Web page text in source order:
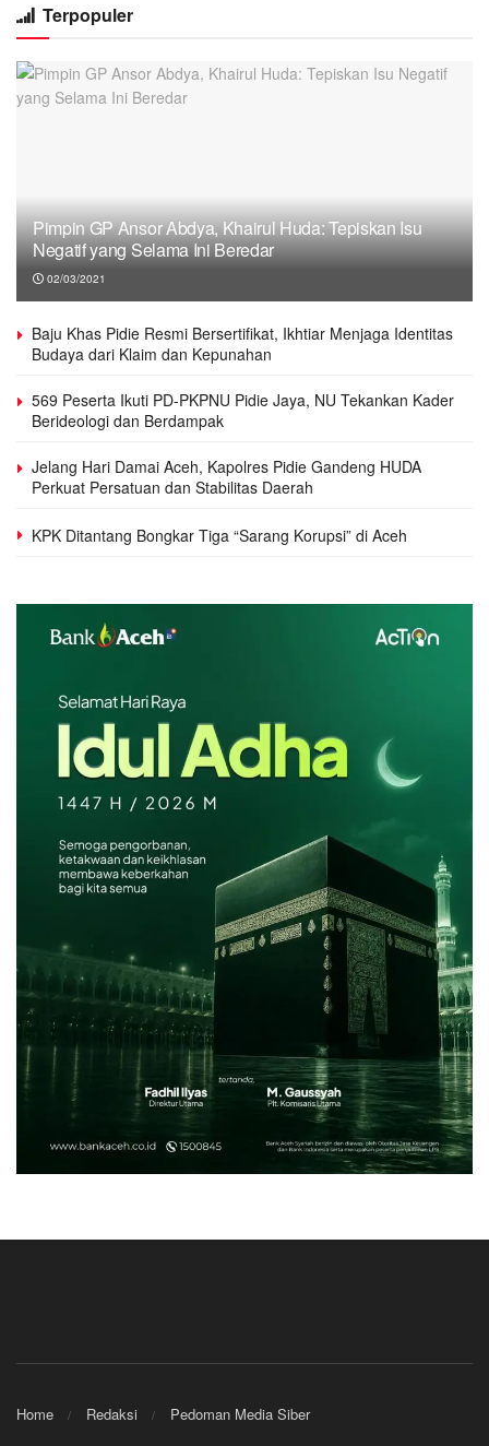
Terpopuler
Pimpin GP Ansor Abdya, Khairul Huda: Tepiskan Isu
Negatif yang Selama Ini Beredar
02/03/2021
Baju Khas Pidie Resmi Bersertifikat, Ikhtiar Menjaga Identitas
Budaya dari Klaim dan Kepunahan
569 Peserta Ikuti PD-PKPNU Pidie Jaya, NU Tekankan Kader
Berideologi dan Berdampak
Jelang Hari Damai Aceh, Kapolres Pidie Gandeng HUDA
Perkuat Persatuan dan Stabilitas Daerah
KPK Ditantang Bongkar Tiga “Sarang Korupsi” di Aceh
Home Redaksi Pedoman Media Siber